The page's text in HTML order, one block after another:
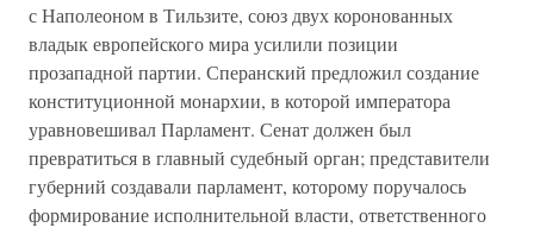
с Наполеоном в Тильзите, союз двух коронованных
владык европейского мира усилили позиции
прозападной партии. Сперанский предложил создание
конституционной монархии, в которой императора
уравновешивал Парламент. Сенат должен был
превратиться в главный судебный орган; представители
губерний создавали парламент, которому поручалось
формирование исполнительной власти, ответственного